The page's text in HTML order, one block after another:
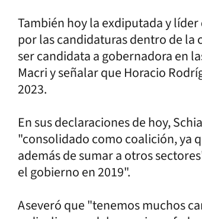
También hoy la exdiputada y
por las candidaturas dentro de la
ser candidata a gobernadora en
Macri y señalar que Horacio
2023.
En sus declaraciones de hoy,
"consolidado como coalición, ya
además de sumar a otros
el gobierno en 2019".
Aseveró que "tenemos muchos